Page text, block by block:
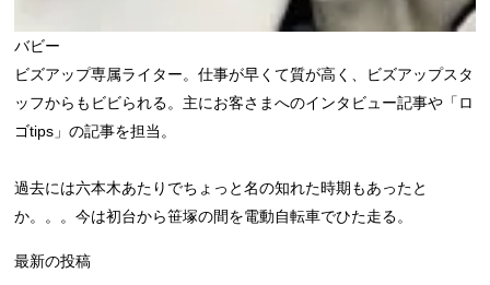
バビー
ビズアップ専属ライター。仕事が早くて質が高く、ビズアップスタ
ッフからもビビられる。主にお客さまへのインタビュー記事や「ロ
ゴtips」の記事を担当。
過去には六本木あたりでちょっと名の知れた時期もあったと
か。。。今は初台から笹塚の間を電動自転車でひた走る。
最新の投稿